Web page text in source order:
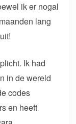
ik er nogal
lang
Ik had
in de wereld
codes
en heeft